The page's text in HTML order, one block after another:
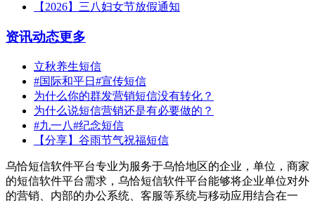
【2026】三八妇女节放假通知
资讯动态更多
立秋养生短信
#国际和平日#宣传短信
为什么你的群发营销短信没有转化？
为什么说短信营销还是有必要做的？
#九一八#纪念短信
【分享】谷雨节气祝福短信
乌恰短信软件平台专业为服务于乌恰地区的企业，单位，商家
的短信软件平台需求，乌恰短信软件平台能够将企业单位对外
的营销、内部的办公系统、客服等系统与移动应用结合在一